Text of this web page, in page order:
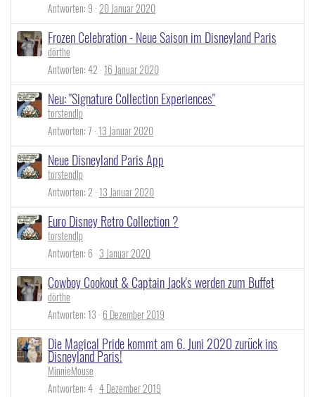
Antworten 9 20 Januar 2020
Frozen Celebration - Neue Saison im Disneyland Paris
dörthe
Antworten 42 16 Januar 2020
Neu: "Signature Collection Experiences"
torstendlp
Antworten 7 13 Januar 2020
Neue Disneyland Paris App
torstendlp
Antworten 2 13 Januar 2020
Euro Disney Retro Collection ?
torstendlp
Antworten 6 3 Januar 2020
Cowboy Cookout & Captain Jack's werden zum Buffet
dörthe
Antworten 13 6 Dezember 2019
Die Magical Pride kommt am 6. Juni 2020 zurück ins
Disneyland Paris!
MinnieMouse
Antworten 4 4 Dezember 2019